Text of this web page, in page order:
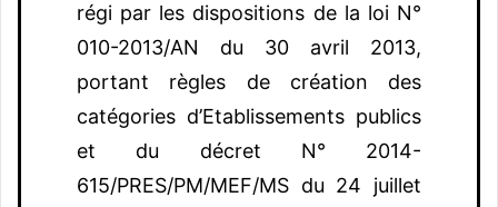
régi par les dispositions de la loi N°
010-2013/AN du 30 avril 2013,
portant règles de création des
catégories d’Etablissements publics
et du décret N° 2014-
615/PRES/PM/MEF/MS du 24 juillet